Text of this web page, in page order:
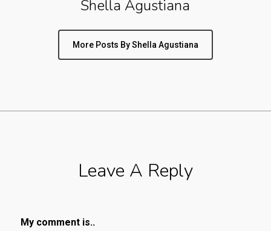
Shella Agustiana
More Posts By Shella Agustiana
Leave A Reply
My comment is..